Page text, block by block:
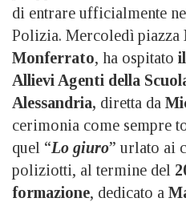
di entrare ufficialmente
Polizia. Mercoledì piazza
Monferrato, ha ospitato
Allievi Agenti della
Alessandria, diretta da
cerimonia come sempre
quel “Lo giuro” urlato ai
poliziotti, al termine del
formazione, dedicato a